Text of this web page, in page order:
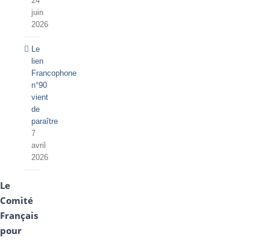
juin
2026
Le
lien
Francophone
n°90
vient
de
paraître
7
avril
2026
Le
Comité
Français
pour